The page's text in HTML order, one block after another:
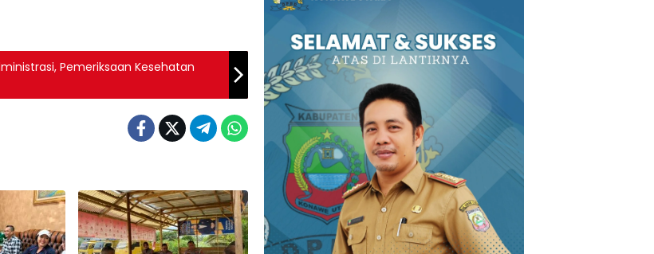
Pemeriksaan Kesehatan